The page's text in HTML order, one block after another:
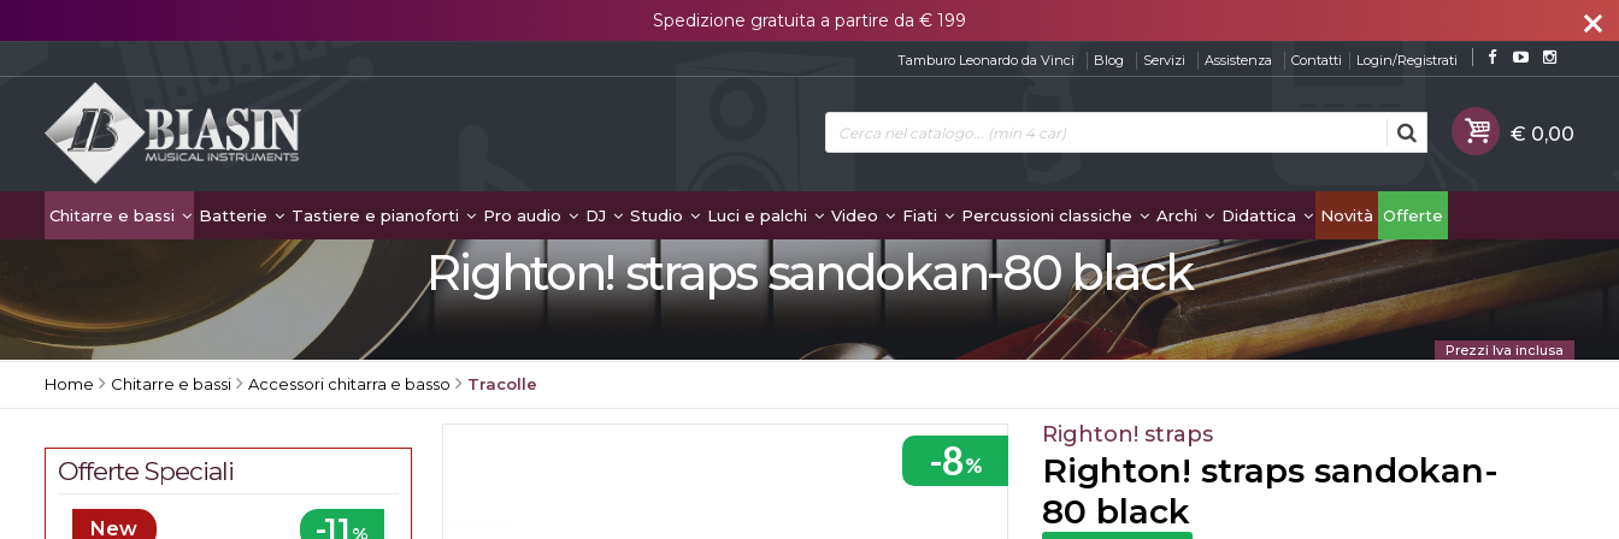
close
Spedizione gratuita a partire da € 199
Tamburo Leonardo da Vinci Blog Servizi Assistenza Contatti Login/Registrati
Chitarre e bassi Batterie Tastiere e pianoforti Pro audio DJ Studio Luci e palchi Video Fiati Percussioni classiche Archi Didattica Novità Offerte
Righton! straps sandokan-80 black
Prezzi Iva inclusa
Home Chitarre e bassi Accessori chitarra e basso Tracolle
-8%
Righton! straps
Righton! straps sandokan-
80 black
Offerte Speciali
-11 %
New